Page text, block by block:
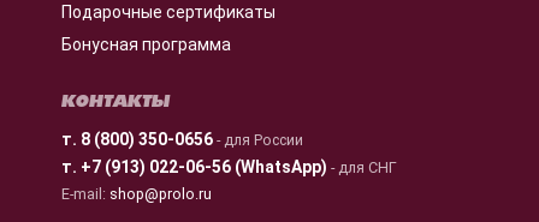
Подарочные сертификаты
Бонусная программа
КОНТАКТЫ
т. 8 (800) 350-0656- для России
т. +7 (913) 022-06-56 (WhatsApp) - для СНГ
E-mail: shop@prolo.ru